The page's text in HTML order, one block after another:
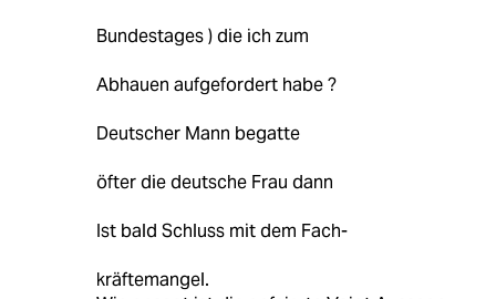
Bundestages ) die ich zum
Abhauen aufgefordert habe ?
Deutscher Mann begatte
öfter die deutsche Frau dann
Ist bald Schluss mit dem Fach-
kräftemangel.